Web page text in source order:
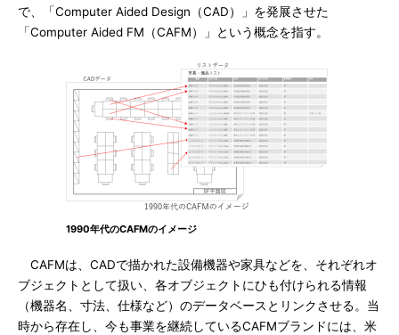
で、「Computer Aided Design（CAD）」を発展させた
「Computer Aided FM（CAFM）」という概念を指す。
1990年代のCAFMのイメージ
CAFMは、CADで描かれた設備機器や家具などを、それぞれオ
ブジェクトとして扱い、各オブジェクトにひも付けられる情報
（機器名、寸法、仕様など）のデータベースとリンクさせる。当
時から存在し、今も事業を継続しているCAFMブランドには、米